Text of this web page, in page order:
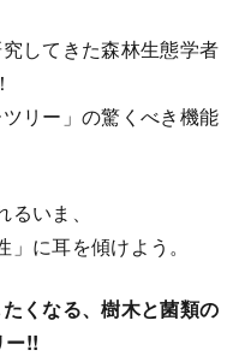
してきた森林生態学者
リー」の驚くべき機能
いま、
に耳を傾けよう。
くなる、樹木と菌類の
ー!!